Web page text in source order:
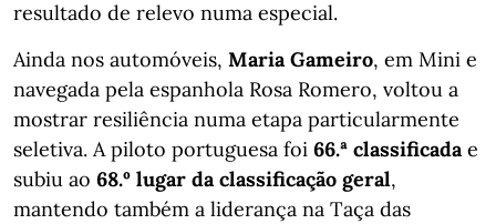
resultado de relevo numa especial.
Ainda nos automóveis, Maria Gameiro, em Mini e
navegada pela espanhola Rosa Romero, voltou a
mostrar resiliência numa etapa particularmente
seletiva. A piloto portuguesa foi 66.ª classificada e
subiu ao 68.º lugar da classificação geral,
mantendo também a liderança na Taça das